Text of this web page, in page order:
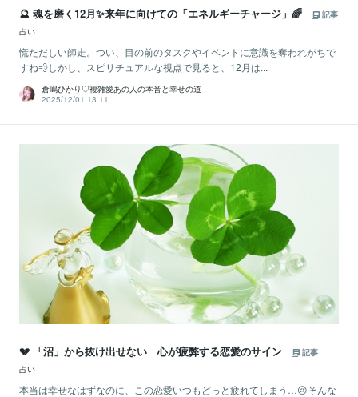
🔮 魂を磨く12月✨来年に向けての「エネルギーチャージ」🌈
記事
占い
慌ただしい師走。つい、目の前のタスクやイベントに意識を奪われがちで
すね💨しかし、スピリチュアルな視点で見ると、12月は...
倉嶋ひかり♡複雑愛あの人の本音と幸せの道
2025/12/01 13:11
💔 「沼」から抜け出せない 心が疲弊する恋愛のサイン
記事
占い
本当は幸せなはずなのに、この恋愛いつもどっと疲れてしまう…😢そんな